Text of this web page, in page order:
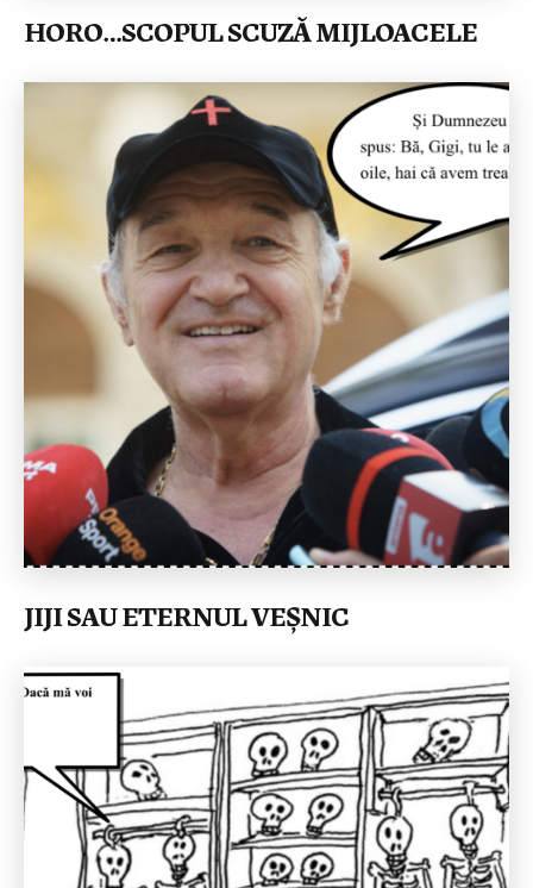
HORO…SCOPUL SCUZĂ MIJLOACELE
JIJI SAU ETERNUL VEȘNIC